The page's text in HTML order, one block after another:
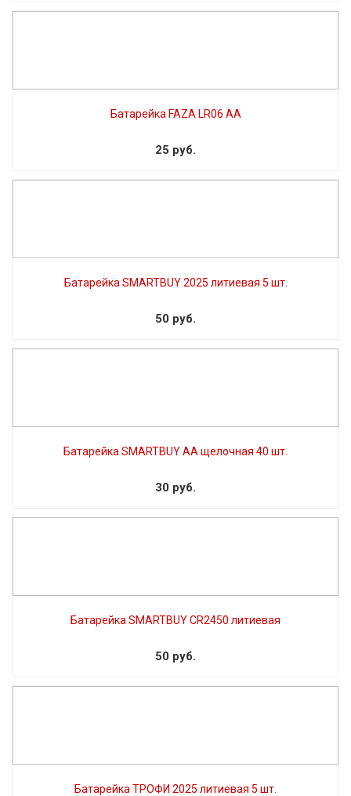
Батарейка FAZA LR06 AA
25 руб.
Батарейка SMARTBUY 2025 литиевая 5 шт.
50 руб.
Батарейка SMARTBUY AA щелочная 40 шт.
30 руб.
Батарейка SMARTBUY CR2450 литиевая
50 руб.
Батарейка ТРОФИ 2025 литиевая 5 шт.